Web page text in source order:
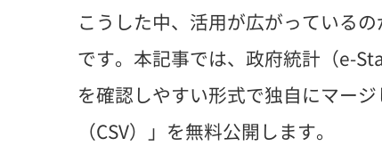
こうした中、活用が広がっている
です。本記事では、政府統計（e-
を確認しやすい形式で独自にマー
（CSV）」を無料公開します。